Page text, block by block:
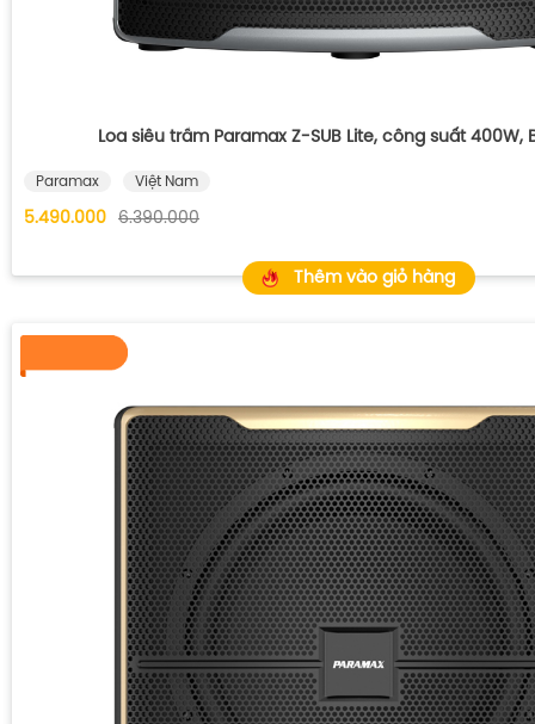
Loa siêu trầm Paramax Z-SUB Lite, công suất 400W,
Paramax Việt Nam
5.490.000 6.390.000
Thêm vào giỏ hàng